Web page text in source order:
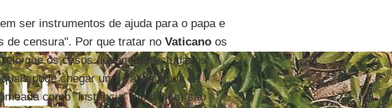
ser instrumentos de ajuda para o papa e
de censura". Por que tratar no Vaticanoos
que os casos devem ser estudados
pode chegar uma válida ajuda de
como "instância" simbólica) são